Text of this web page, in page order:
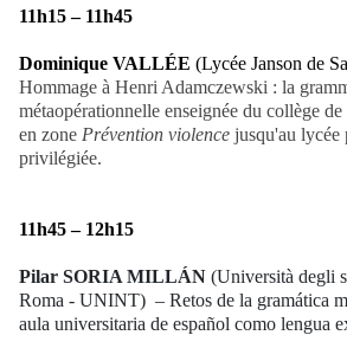
11h15 – 11h45
Dominique VALLÉE (Lycée Janson de
Hommage à Henri Adamczewski : la
métaopérationnelle enseignée du collège
en zone Prévention violence jusqu'au lycée
privilégiée.
11h45 – 12h15
Pilar SORIA MILLÁN (Università degli
Roma - UNINT) – Retos de la gramática
aula universitaria de español como lengua